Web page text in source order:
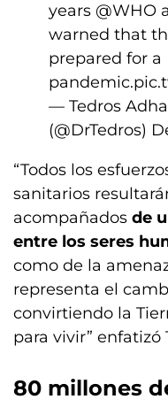
years @WHO
warned that
prepared for a
pandemic.
— Tedros
(@DrTedros)
“Todos los
sanitarios
acompañados de
entre los seres
como de la
representa el
convirtiendo la
para vivir” enfatizó
80 millones